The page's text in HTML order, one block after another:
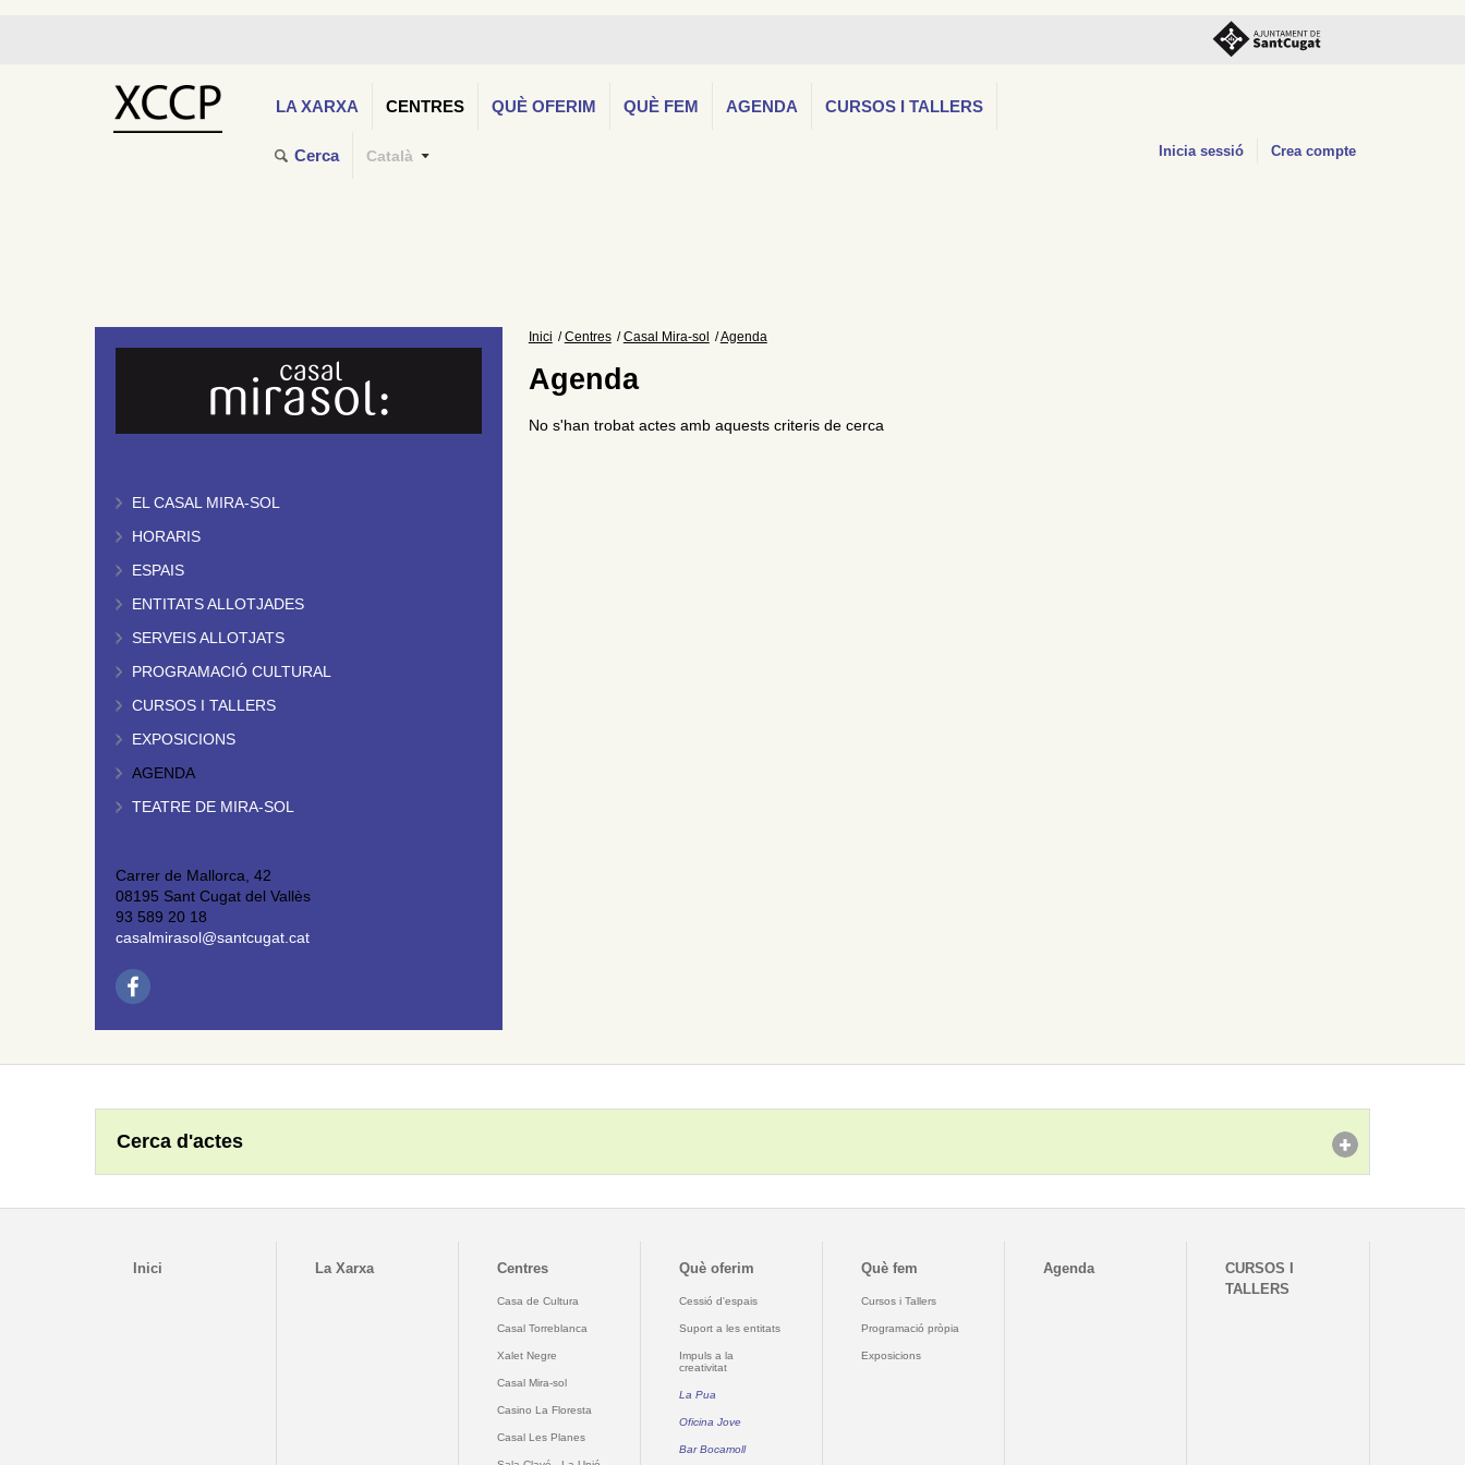
LA XARXA CENTRES QUÈ OFERIM QUÈ FEM AGENDA CURSOS I TALLERS
Cerca Català Inicia sessió Crea compte
EL CASAL MIRA-SOL
HORARIS
ESPAIS
ENTITATS ALLOTJADES
SERVEIS ALLOTJATS
PROGRAMACIÓ CULTURAL
CURSOS I TALLERS
EXPOSICIONS
AGENDA
TEATRE DE MIRA-SOL
Carrer de Mallorca, 42
08195 Sant Cugat del Vallès
93 589 20 18
casalmirasol@santcugat.cat
Inici Centres Casal Mira-sol Agenda
Agenda
No s'han trobat actes amb aquests criteris de cerca
Cerca d'actes
Inici La Xarxa Centres
Casa de Cultura
Casal Torreblanca
Xalet Negre
Casal Mira-sol
Casino La Floresta
Casal Les Planes
Què oferim
Cessió d'espais
Suport a les entitats
Impuls a la
creativitat
La Pua
Oficina Jove
Bar Bocamoll
Què fem
Cursos i Tallers
Programació pròpia
Exposicions
Agenda
CURSOS I
TALLERS